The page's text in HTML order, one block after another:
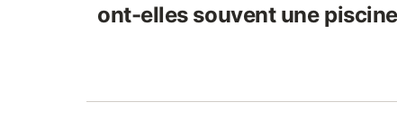
ont-elles souvent une